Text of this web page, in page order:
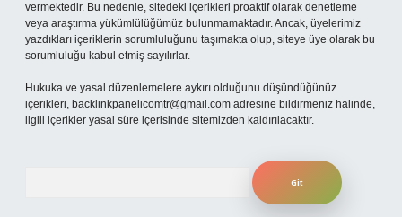
vermektedir. Bu nedenle, sitedeki içerikleri proaktif olarak denetleme
veya araştırma yükümlülüğümüz bulunmamaktadır. Ancak, üyelerimiz
yazdıkları içeriklerin sorumluluğunu taşımakta olup, siteye üye olarak bu
sorumluluğu kabul etmiş sayılırlar.
Hukuka ve yasal düzenlemelere aykırı olduğunu düşündüğünüz
içerikleri, backlinkpanelicomtr@gmail.com adresine bildirmeniz halinde,
ilgili içerikler yasal süre içerisinde sitemizden kaldırılacaktır.